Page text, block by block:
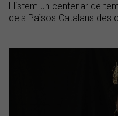
Llistem un centenar de
dels Països Catalans des